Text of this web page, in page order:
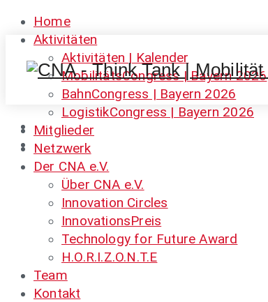
Home
Aktivitäten
Aktivitäten | Kalender
MobilitätsCongress | Bayern 2026
BahnCongress | Bayern 2026
LogistikCongress | Bayern 2026
Mitglieder
Netzwerk
Der CNA e.V.
Über CNA e.V.
Innovation Circles
InnovationsPreis
Technology for Future Award
H.O.R.I.Z.O.N.T.E
Team
Kontakt